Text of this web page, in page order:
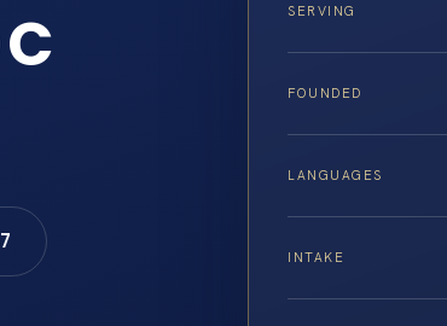
SERVING
FOUNDED
LANGUAGES
INTAKE